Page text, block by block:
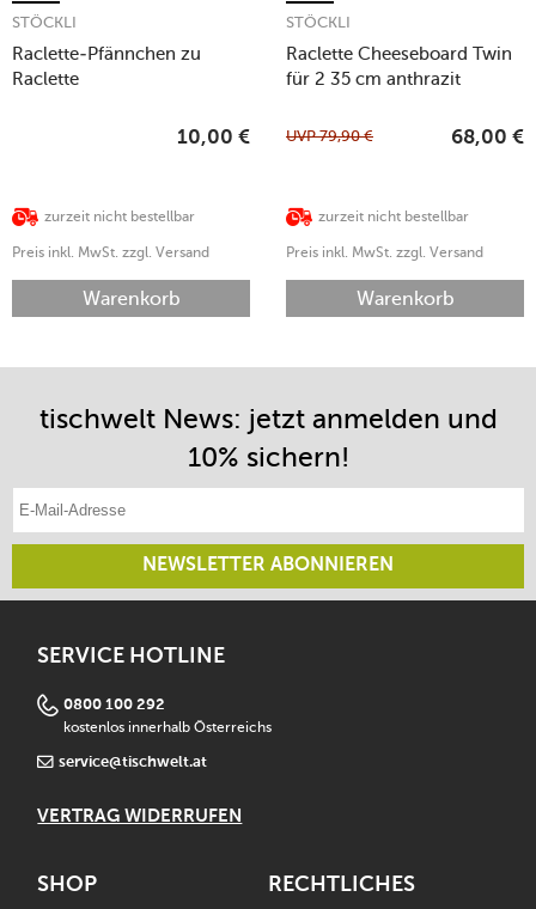
Raclette-Pfännchen zu
Raclette
Grill 2er-Set anthrazit
STÖCKLI
zurzeit nicht bestellbar
10,00 €
Preis inkl. MwSt. zzgl. Versand
Warenkorb
Raclette Cheeseboard Twin
für 2 35 cm anthrazit
STÖCKLI
zurzeit nicht bestellbar
UVP79,90 € 68,00 €
Preis inkl. MwSt. zzgl. Versand
Warenkorb
tischwelt News: jetzt anmelden und
10% sichern!
NEWSLETTER ABONNIEREN
SERVICE HOTLINE
0800 100 292
kostenlos innerhalb Österreichs
service@tischwelt.at
VERTRAG WIDERRUFEN
SHOP RECHTLICHES